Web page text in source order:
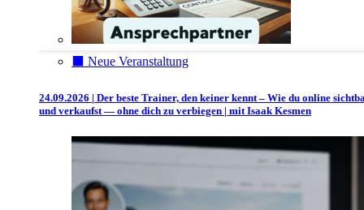
⬛️ Neue Veranstaltung
24.09.2026 | Der beste Trainer, den keiner kennt – Wie du online
und verkaufst — ohne dich zu verbiegen | mit Isaak Kesmen